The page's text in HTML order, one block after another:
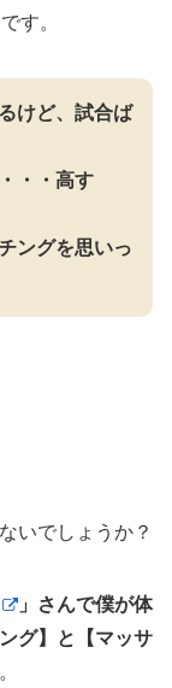
す。
けど、試合ば
・・高す
ングを思いっ
いでしょうか？
」さんで僕が体
グ】と【マッサ
。